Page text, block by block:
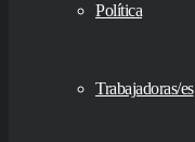
Política
Trabajadoras/es